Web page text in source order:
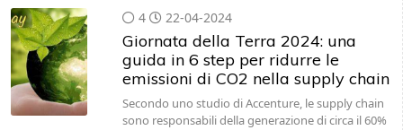
4 22-04-2024
Giornata della Terra 2024: una
guida in 6 step per ridurre le
emissioni di CO2 nella supply chain
Secondo uno studio di Accenture, le supply chain
sono responsabili della generazione di circa il 60%